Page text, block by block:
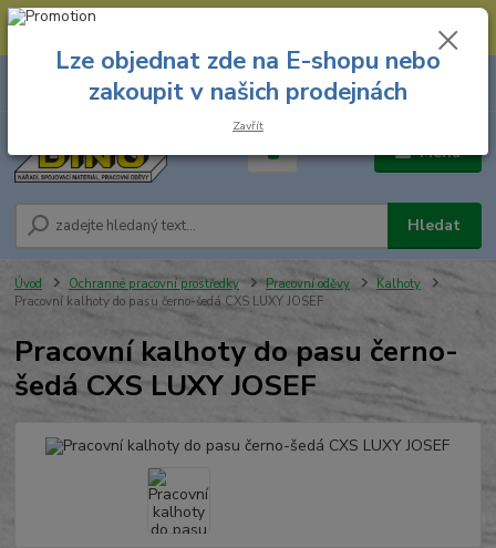
--- Spojovací materiál: 774 431 045 --- Prodejna nářadí: 731 449 423 --
Menu
Hledat
8.00 hod. - 16.00 hod.
za
Úvod Ochranné pracovní prostředky Pracovní oděvy
Kalhoty
Pracovní kalhoty do pasu černo-šedá CXS LUXY JOSEF
Pracovní kalhoty do pasu černo-
šedá CXS LUXY JOSEF
Lze objednat zde na E-shopu nebo
zakoupit v našich prodejnách
Zavřít